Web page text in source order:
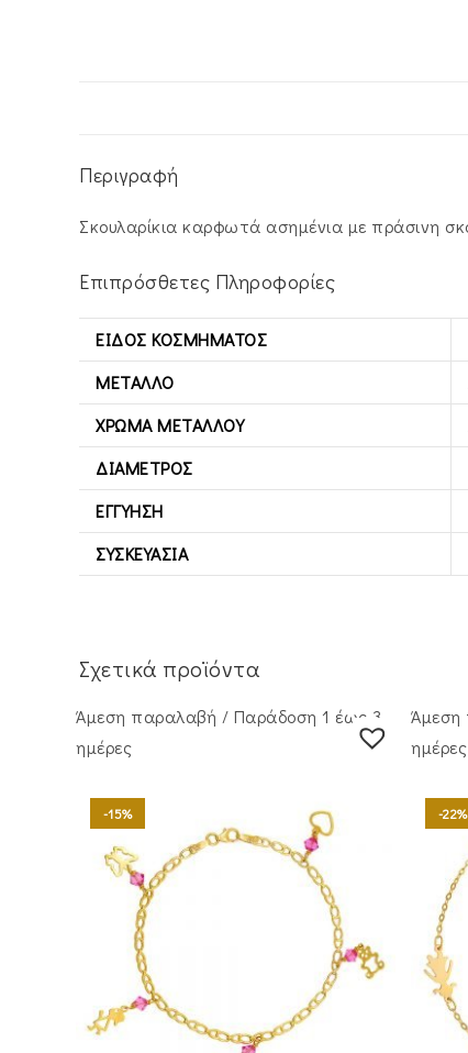
Περιγραφή
Σκουλαρίκια καρφωτά ασημένια με πράσινη
Επιπρόσθετες Πληροφορίες
ΕΊΔΟΣ ΚΟΣΜΉΜΑΤΟΣ
ΜΈΤΑΛΛΟ
ΧΡΏΜΑ ΜΕΤΆΛΛΟΥ
ΔΙΆΜΕΤΡΟΣ
ΕΓΓΎΗΣΗ
ΣΥΣΚΕΥΑΣΊΑ
Σχετικά προϊόντα
Άμεση παραλαβή / Παράδoση 1 έως 3
ημέρες
-15%
Άμεση
ημέρες
-22%